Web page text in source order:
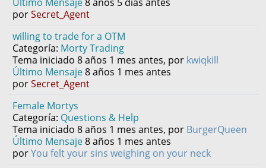
porSecret_Agent
willing to trade for a OTM
Categoría: Morty Trading
Tema iniciado 8 años 1 mes antes, por kwiqkill
Último Mensaje8 años 1 mes antes
porSecret_Agent
Female Mortys
Categoría: Questions & Help
Tema iniciado 8 años 1 mes antes, por BurgerQueen
Último Mensaje8 años 1 mes antes
porYou felt your sins weighing on your neck